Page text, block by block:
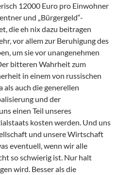
12000 Euro pro Einwohner
und „Bürgergeld“-
die eh nix dazu beitragen
vor allem zur Beruhigung des
um sie vor unangenehmen
bitteren Wahrheit zum
in einem von russischen
auch die generellen
und der
einen Teil unseres
kosten werden. Und uns
und unsere Wirtschaft
eventuell, wenn wir alle
so schwierig ist. Nur halt
wird. Besser als die